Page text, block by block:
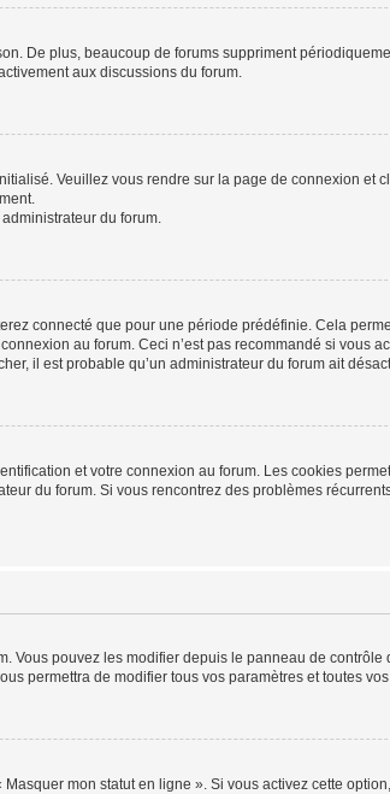
De plus, beaucoup de forums suppriment
aux discussions du forum.
Veuillez vous rendre sur la page de connexion et
du forum.
connecté que pour une période prédéfinie. Cela
au forum. Ceci n’est pas recommandé si vous
il est probable qu’un administrateur du forum ait
et votre connexion au forum. Les cookies
du forum. Si vous rencontrez des problèmes
pouvez les modifier depuis le panneau de contrôle
permettra de modifier tous vos paramètres et toutes
mon statut en ligne ». Si vous activez cette